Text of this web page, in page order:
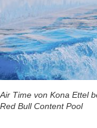
Air Time von Kona Ettel
Red Bull Content Pool